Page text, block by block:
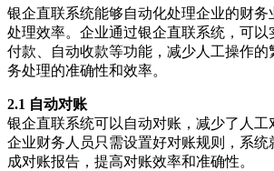
银企直联系统能够自动化处理企业的财务
处理效率。企业通过银企直联系统，可以
付款、自动收款等功能，减少人工操作的
务处理的准确性和效率。
2.1 自动对账
银企直联系统可以自动对账，减少了人工
企业财务人员只需设置好对账规则，系统
成对账报告，提高对账效率和准确性。